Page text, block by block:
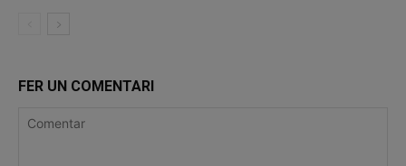
FER UN COMENTARI